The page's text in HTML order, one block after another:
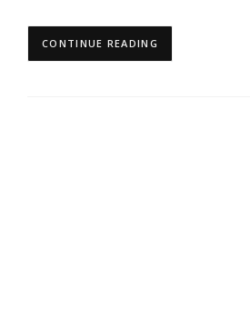
CONTINUE READING